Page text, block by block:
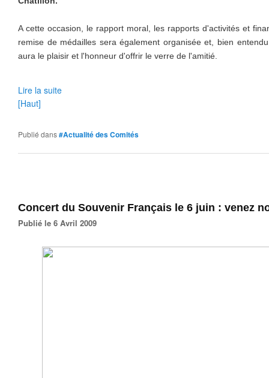
A cette occasion, le rapport moral, les rapports d'activités et
remise de médailles sera également organisée et, bien
aura le plaisir et l'honneur d'offrir le verre de l'amitié.
Lire la suite
[Haut]
Publié dans#Actualité des Comités
Concert du Souvenir Français le 6 juin : venez
Publié le 6 Avril 2009